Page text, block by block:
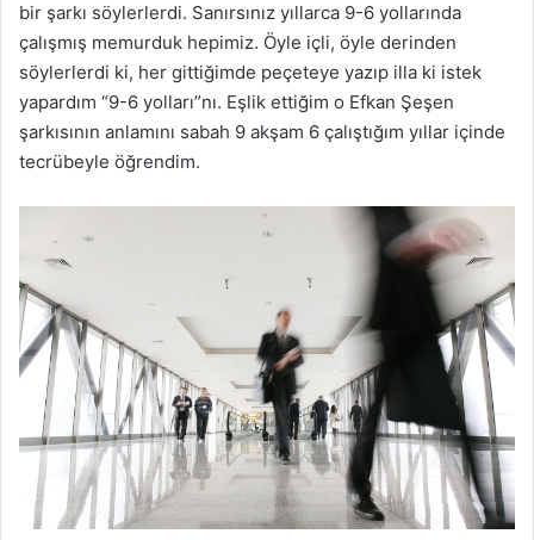
bir şarkı söylerlerdi. Sanırsınız yıllarca 9-6 yollarında
çalışmış memurduk hepimiz. Öyle içli, öyle derinden
söylerlerdi ki, her gittiğimde peçeteye yazıp illa ki istek
yapardım “9-6 yolları”nı. Eşlik ettiğim o Efkan Şeşen
şarkısının anlamını sabah 9 akşam 6 çalıştığım yıllar içinde
tecrübeyle öğrendim.